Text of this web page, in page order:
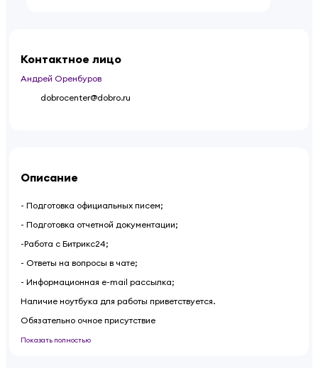
Контактное лицо
Андрей Оренбуров
dobrocenter@dobro.ru
Описание
- Подготовка официальных писем;
- Подготовка отчетной документации;
-Работа с Битрикс24;
- Ответы на вопросы в чате;
- Информационная e-mail рассылка;
Наличие ноутбука для работы приветствуется.
Обязательно очное присутствие
Показать полностью